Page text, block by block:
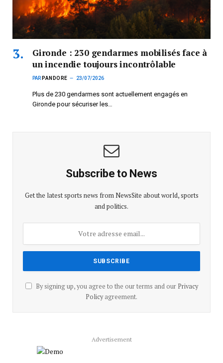
Gironde : 230 gendarmes mobilisés face à
un incendie toujours incontrôlable
PAR PANDORE 23/07/2026
Plus de 230 gendarmes sont actuellement engagés en
Gironde pour sécuriser les…
Subscribe to News
Get the latest sports news from NewsSite about world, sports
and politics.
By signing up, you agree to the our terms and our Privacy
Policyagreement.
Advertisement